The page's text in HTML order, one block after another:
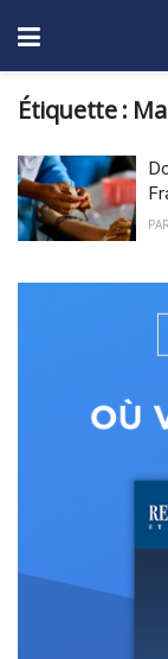
Étiquette :
PAR